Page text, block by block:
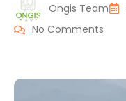
Ongis Team
No Comments